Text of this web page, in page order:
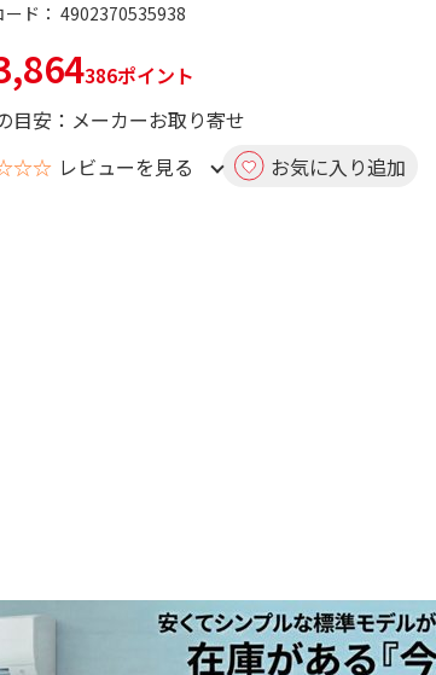
ド： 4902370535938
386ポイント
目安：メーカーお取り寄せ
レビューを見る お気に入り追加